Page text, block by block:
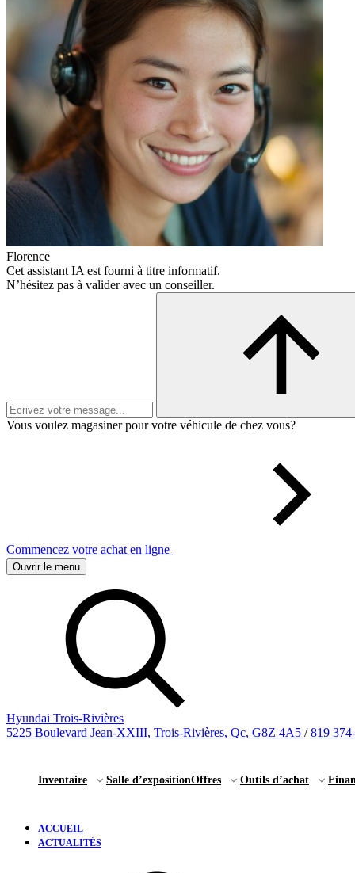
Florence
Cet assistant IA est fourni à titre informatif.
N’hésitez pas à valider avec un conseiller.
Vous voulez magasiner pour votre véhicule de chez vous?
Commencez votre achat en ligne
Ouvrir le menu
Hyundai Trois-Rivières
5225 Boulevard Jean-XXIII, Trois-Rivières, Qc, G8Z 4A5 / 819
Inventaire Salle d’expositionOffres Outils d’achat
ACCUEIL
ACTUALITÉS